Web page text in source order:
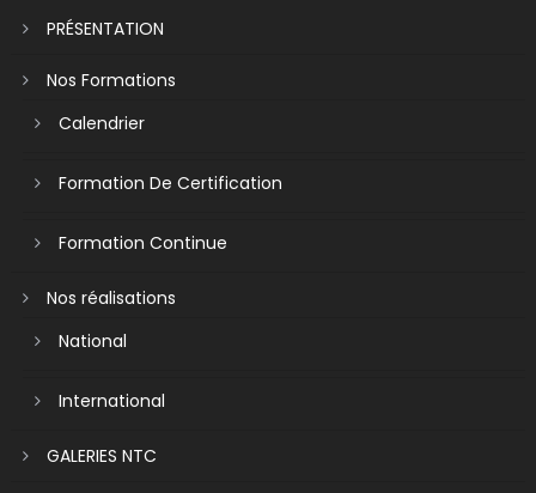
PRÉSENTATION
Nos Formations
Calendrier
Formation De Certification
Formation Continue
Nos réalisations
National
International
GALERIES NTC